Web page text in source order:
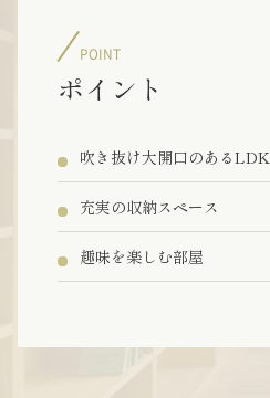
POINT
ポイント
吹き抜け大開口のあるLDK
充実の収納スペース
趣味を楽しむ部屋